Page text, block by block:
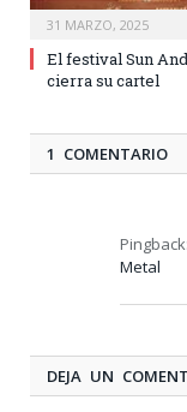
31 MARZO, 2025
El festival Sun
cierra su cartel
1 COMENTARIO
Pingback:
Metal
DEJA UN